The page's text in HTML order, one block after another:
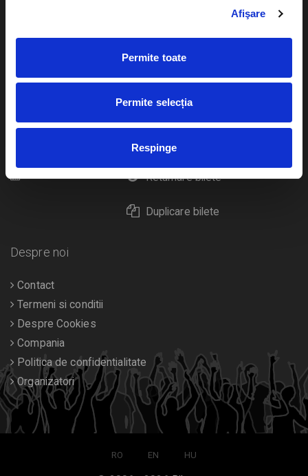
Afişare
Permite toate
Permite selecția
Respinge
Cum comand bilete?
eBilet printat acasa
Livrare prin curier
Returnare bilete
Duplicare bilete
Cultura
Calendar
Despre noi
Contact
Termeni si conditii
Despre Cookies
Compania
Politica de confidentialitate
Organizatori
RO EN HU